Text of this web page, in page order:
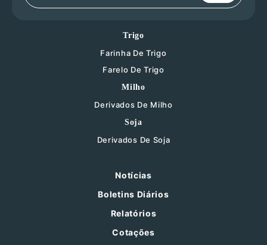
Trigo
Farinha De Trigo
Farelo De Trigo
Milho
Derivados De Milho
Soja
Derivados De Soja
Notícias
Boletins Diários
Relatórios
Cotações